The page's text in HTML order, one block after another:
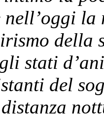
nell’oggi
della
stati
del